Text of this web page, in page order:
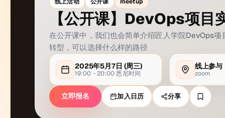
【公开课】DevOps项目
在公开课中，我们也会简单介绍匠人学院DevOps
转型，可以选择什么样的路径
2025年5月7日 (周三)
19:00 - 20:00 悉尼时间
线上参与
zoom
立即报名 加入日历 分享